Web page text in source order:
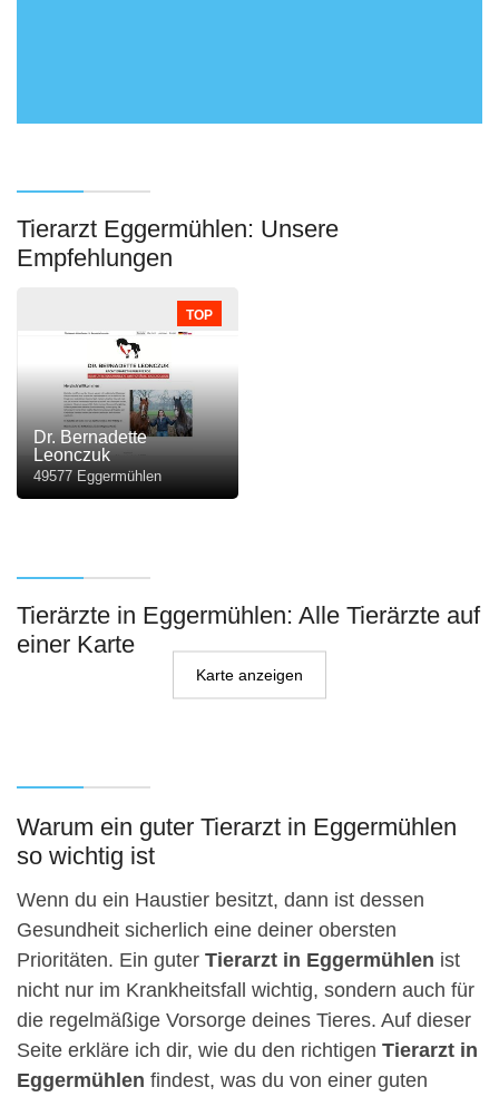
Tierarzt Eggermühlen: Unsere
Empfehlungen
TOP
Dr. Bernadette
Leonczuk
49577 Eggermühlen
Tierärzte in Eggermühlen: Alle Tierärzte auf
einer Karte
Karte anzeigen
Warum ein guter Tierarzt in Eggermühlen
so wichtig ist
Wenn du ein Haustier besitzt, dann ist dessen
Gesundheit sicherlich eine deiner obersten
Prioritäten. Ein guter Tierarzt in Eggermühlen ist
nicht nur im Krankheitsfall wichtig, sondern auch für
die regelmäßige Vorsorge deines Tieres. Auf dieser
Seite erkläre ich dir, wie du den richtigen Tierarzt in
Eggermühlen findest, was du von einer guten